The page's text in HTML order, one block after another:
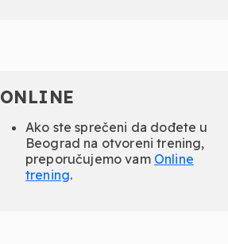
ONLINE
Ako ste sprečeni da dođete u
Beograd na otvoreni trening,
preporučujemo vam Online
trening.